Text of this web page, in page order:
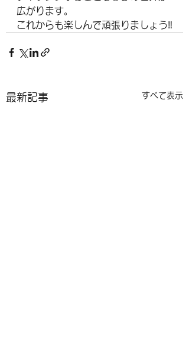
広がります。
これからも楽しんで頑張りましょう‼️
最新記事 すべて表示